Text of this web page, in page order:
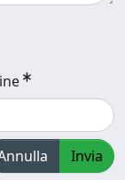
Invia